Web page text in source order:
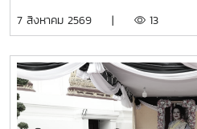
ได้รับเกียรติจาก ศาสตราจารย์ ดร
วิทยาศาสตร์ วิจัยและนวัตกรรม เ
เซ็นทารา แกรนด์ แอท เซ็นทรัลพ
การประชุม Thai University
นายดนุพร ปุณณกันต์ ผู้ช่วยรัฐมนต
7 สิงหาคม 2569 | 13